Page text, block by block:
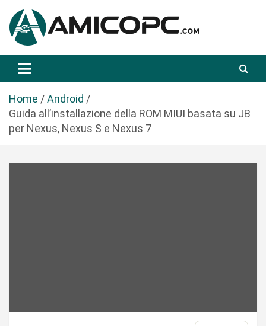
a
Amicopc.com
Home
Android
Guida all’installazione della ROM MIUI basata su JB
per Nexus, Nexus S e Nexus 7